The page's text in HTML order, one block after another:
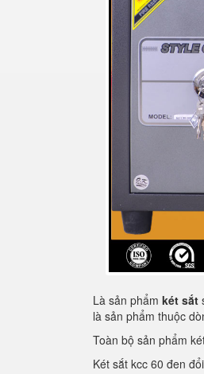
Là sản phẩm két sắt
là sản phẩm thuộc
Toàn bộ sản phẩm
Két sắt kcc 60 đen